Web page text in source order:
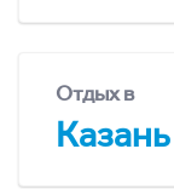
Отдых в
Казань